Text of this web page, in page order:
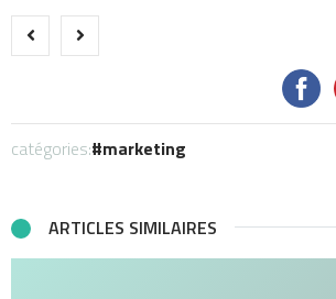
catégories: marketing
ARTICLES SIMILAIRES